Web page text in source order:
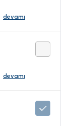
devamı
devamı